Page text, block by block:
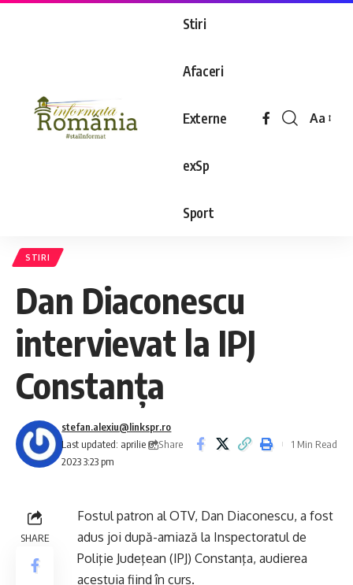
Stiri
Afaceri
Externe
exSp
Sport
Aa
STIRI
Dan Diaconescu
intervievat la IPJ
Constanța
Last updated: aprilie 6,
2023 3:23 pm
stefan.alexiu@linkspr.ro
Share
1 Min Read
SHARE
Fostul patron al OTV, Dan Diaconescu, a fost
adus joi după-amiază la Inspectoratul de
Poliţie Judeţean (IPJ) Constanţa, audierea
acestuia fiind în curs.